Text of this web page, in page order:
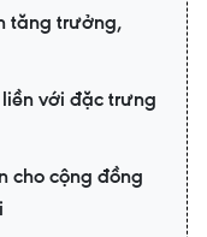
tăng trưởng,
với đặc trưng
cho cộng đồng